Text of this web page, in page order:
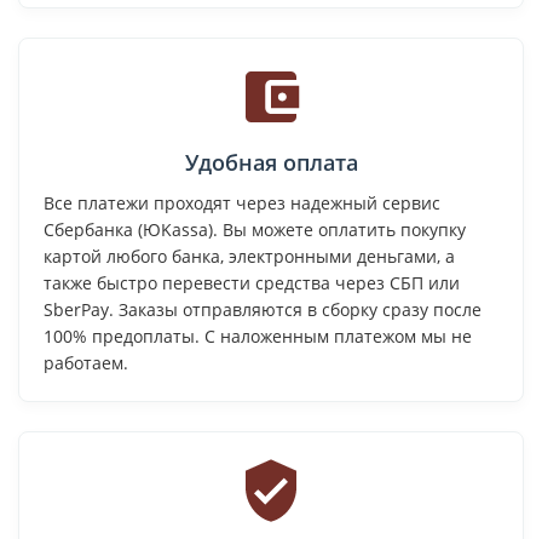
Удобная оплата
Все платежи проходят через надежный сервис
Сбербанка (ЮKassa). Вы можете оплатить покупку
картой любого банка, электронными деньгами, а
также быстро перевести средства через СБП или
SberPay. Заказы отправляются в сборку сразу после
100% предоплаты. С наложенным платежом мы не
работаем.